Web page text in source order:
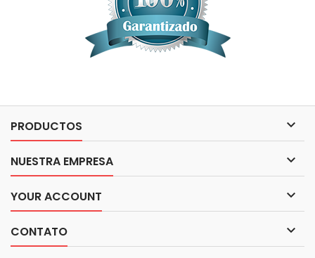
PRODUCTOS 
NUESTRA EMPRESA 
YOUR ACCOUNT 
CONTATO 